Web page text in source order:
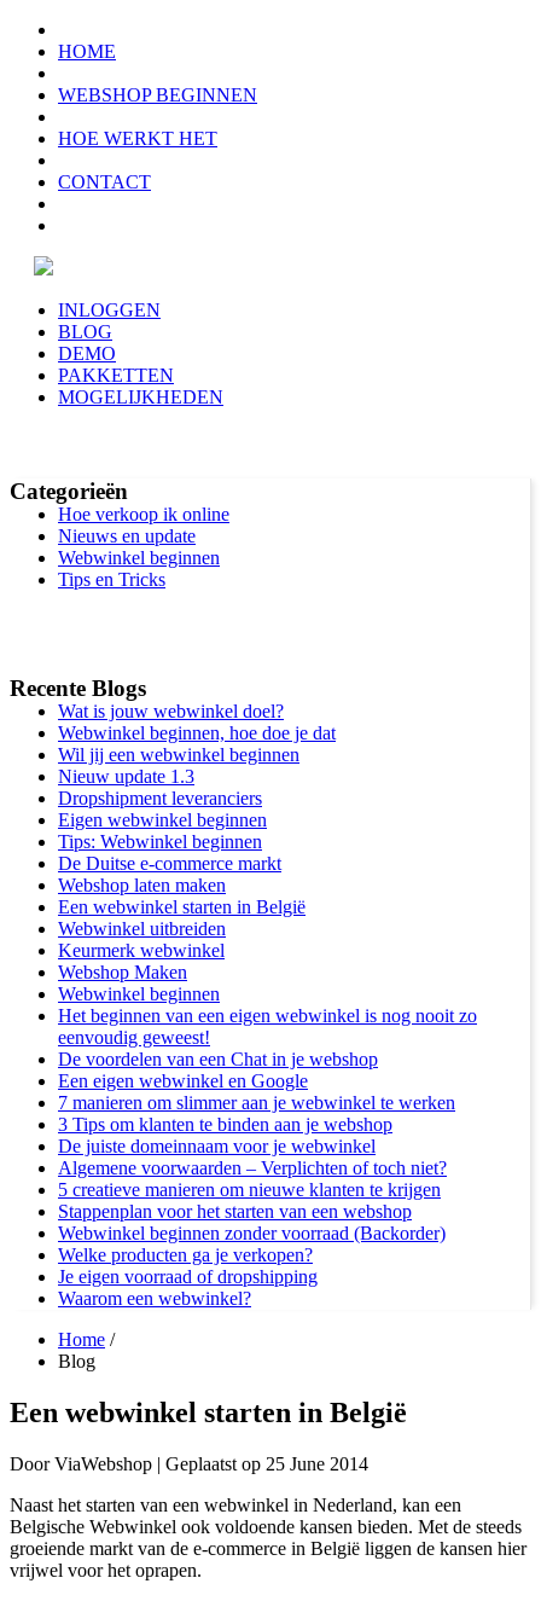
HOME
WEBSHOP BEGINNEN
HOE WERKT HET
CONTACT
INLOGGEN
BLOG
DEMO
PAKKETTEN
MOGELIJKHEDEN
Categorieën
Hoe verkoop ik online
Nieuws en update
Webwinkel beginnen
Tips en Tricks
Recente Blogs
Wat is jouw webwinkel doel?
Webwinkel beginnen, hoe doe je dat
Wil jij een webwinkel beginnen
Nieuw update 1.3
Dropshipment leveranciers
Eigen webwinkel beginnen
Tips: Webwinkel beginnen
De Duitse e-commerce markt
Webshop laten maken
Een webwinkel starten in België
Webwinkel uitbreiden
Keurmerk webwinkel
Webshop Maken
Webwinkel beginnen
Het beginnen van een eigen webwinkel is nog nooit zo
eenvoudig geweest!
De voordelen van een Chat in je webshop
Een eigen webwinkel en Google
7 manieren om slimmer aan je webwinkel te werken
3 Tips om klanten te binden aan je webshop
De juiste domeinnaam voor je webwinkel
Algemene voorwaarden – Verplichten of toch niet?
5 creatieve manieren om nieuwe klanten te krijgen
Stappenplan voor het starten van een webshop
Webwinkel beginnen zonder voorraad (Backorder)
Welke producten ga je verkopen?
Je eigen voorraad of dropshipping
Waarom een webwinkel?
Home /
Blog
Een webwinkel starten in België
DoorViaWebshop | Geplaatst op 25 June 2014
Naast het starten van een webwinkel in Nederland, kan een
Belgische Webwinkel ook voldoende kansen bieden. Met de steeds
groeiende markt van de e-commerce in België liggen de kansen hier
vrijwel voor het oprapen.